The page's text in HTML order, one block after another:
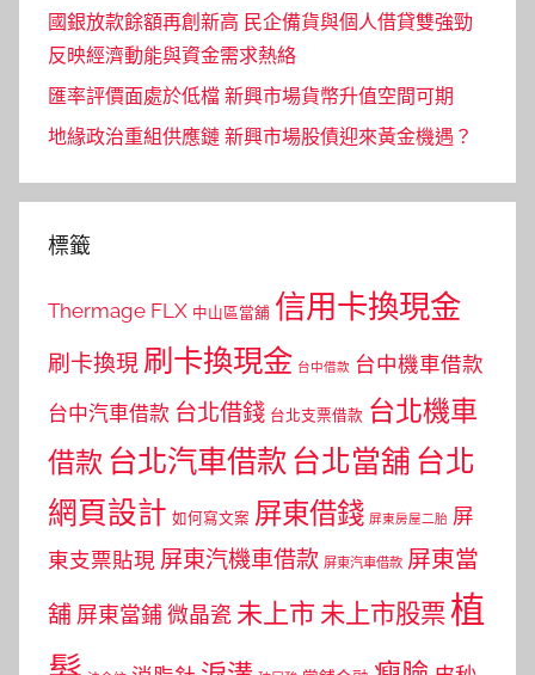
國銀放款餘額再創新高 民企備貨與個人借貸雙強勁
反映經濟動能與資金需求熱絡
匯率評價面處於低檔 新興市場貨幣升值空間可期
地緣政治重組供應鏈 新興市場股債迎來黃金機遇？
標籤
Thermage FLX 中山區當舖 信用卡換現金
刷卡換現 刷卡換現金 台中借款 台中機車借款
台中汽車借款 台北借錢 台北支票借款 台北機車
借款 台北汽車借款 台北當舖 台北
網頁設計 如何寫文案 屏東借錢 屏東房屋二胎 屏
東支票貼現 屏東汽機車借款 屏東汽車借款 屏東當
舖 屏東當鋪 微晶瓷 未上市 未上市股票植